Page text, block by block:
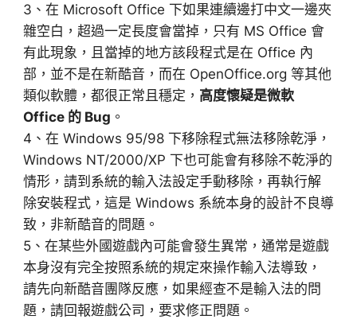
3、在 Microsoft Office 下如果連續邊打中文一邊夾
雜空白，超過一定長度會當掉，只有 MS Office 會
有此現象，且當掉的地方該段程式是在 Office 內
部，並不是在新酷音，而在 OpenOffice.org 等其他
類似軟體，都很正常且穩定， 高度懷疑是微軟
Office 的 Bug 。
4、在 Windows 95/98 下移除程式無法移除乾淨，
Windows NT/2000/XP 下也可能會有移除不乾淨的
情形，請到系統的輸入法設定手動移除，再執行解
除安裝程式，這是 Windows 系統本身的設計不良導
致，非新酷音的問題。
5、在某些外國遊戲內可能會發生異常，通常是遊戲
本身沒有完全按照系統的規定來操作輸入法導致，
請先向新酷音團隊反應，如果經查不是輸入法的問
題，請回報遊戲公司，要求修正問題。